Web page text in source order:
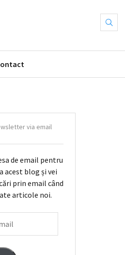
via email
de email pentru
acest blog și vei
prin email când
articole noi.